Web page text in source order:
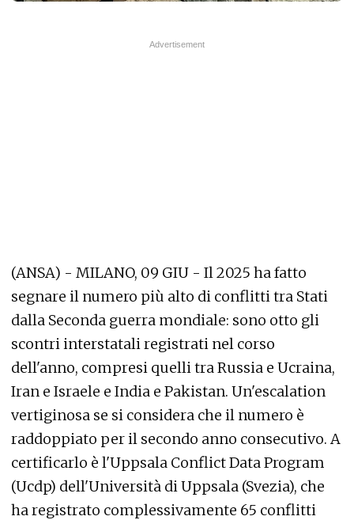
(ANSA) - MILANO, 09 GIU - Il 2025 ha fatto
segnare il numero più alto di conflitti tra Stati
dalla Seconda guerra mondiale: sono otto gli
scontri interstatali registrati nel corso
dell'anno, compresi quelli tra Russia e Ucraina,
Iran e Israele e India e Pakistan. Un'escalation
vertiginosa se si considera che il numero è
raddoppiato per il secondo anno consecutivo. A
certificarlo è l'Uppsala Conflict Data Program
(Ucdp) dell'Università di Uppsala (Svezia), che
ha registrato complessivamente 65 conflitti